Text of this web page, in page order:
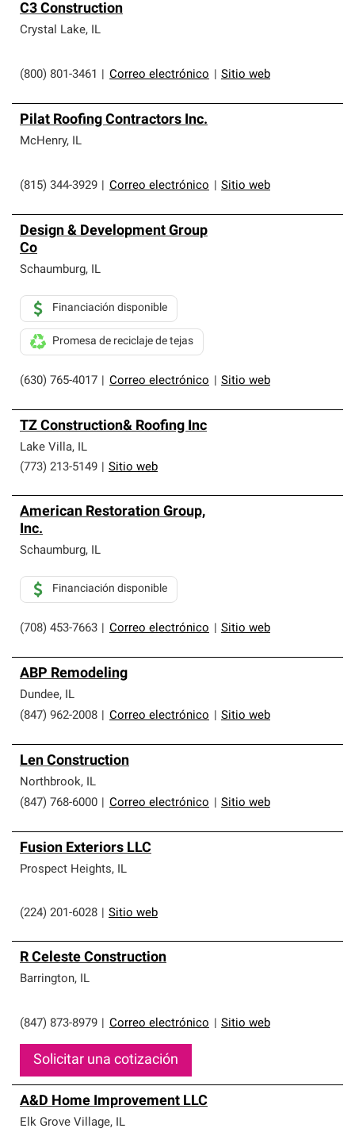
C3 Construction
Crystal Lake, IL
(800) 801-3461 Correo electrónico Sitio web
Pilat Roofing Contractors Inc.
McHenry, IL
(815) 344-3929 Correo electrónico Sitio web
Design & Development Group
Co
Schaumburg, IL
(630) 765-4017 Correo electrónico Sitio web
Financiación disponible
Promesa de reciclaje de tejas
TZ Construction& Roofing Inc
Lake Villa, IL
(773) 213-5149
Sitio web
American Restoration Group,
Inc.
Schaumburg, IL
(708) 453-7663 Correo electrónico Sitio web
Financiación disponible
ABP Remodeling
Dundee, IL
(847) 962-2008
Correo electrónico Sitio web
Len Construction
Northbrook, IL
(847) 768-6000
Correo electrónico Sitio web
Fusion Exteriors LLC
Prospect Heights, IL
(224) 201-6028 Sitio web
R Celeste Construction
Barrington, IL
(847) 873-8979 Correo electrónico Sitio web
Solicitar una cotización
A&D Home Improvement LLC
Elk Grove Village, IL